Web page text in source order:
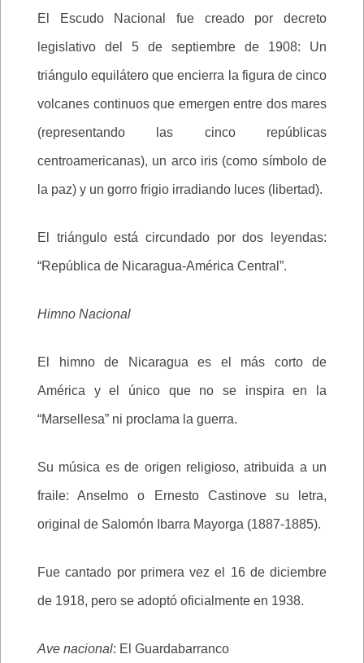
El Escudo Nacional fue creado por decreto
legislativo del 5 de septiembre de 1908: Un
triángulo equilátero que encierra la figura de cinco
volcanes continuos que emergen entre dos mares
(representando las cinco repúblicas
centroamericanas), un arco iris (como símbolo de
la paz) y un gorro frigio irradiando luces (libertad).
El triángulo está circundado por dos leyendas:
“República de Nicaragua-América Central”.
Himno Nacional
El himno de Nicaragua es el más corto de
América y el único que no se inspira en la
“Marsellesa” ni proclama la guerra.
Su música es de origen religioso, atribuida a un
fraile: Anselmo o Ernesto Castinove su letra,
original de Salomón Ibarra Mayorga (1887-1885).
Fue cantado por primera vez el 16 de diciembre
de 1918, pero se adoptó oficialmente en 1938.
Ave nacional: El Guardabarranco